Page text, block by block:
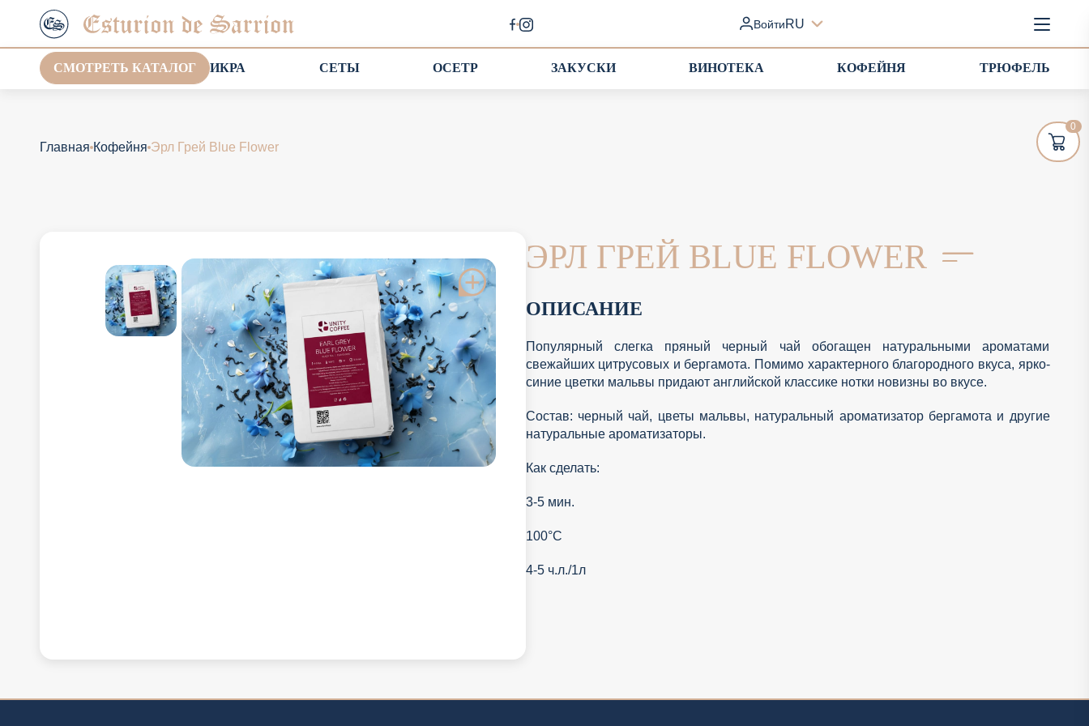
ВойтиRU
СМОТРЕТЬ КАТАЛОГ ИКРА СЕТЫ ОСЕТР ЗАКУСКИ ВИНОТЕКА КОФЕЙНЯ ТРЮФЕЛЬ
Главная Кофейня Эрл Грей Blue Flower
ЭРЛ ГРЕЙ BLUE FLOWER
ОПИСАНИЕ
Популярный слегка пряный черный чай обогащен натуральными ароматами
свежайших цитрусовых и бергамота. Помимо характерного благородного вкуса, ярко-
синие цветки мальвы придают английской классике нотки новизны во вкусе.
Состав: черный чай, цветы мальвы, натуральный ароматизатор бергамота и другие
натуральные ароматизаторы.
Как сделать:
3-5 мин.
100°С
4-5 ч.л./1л
0